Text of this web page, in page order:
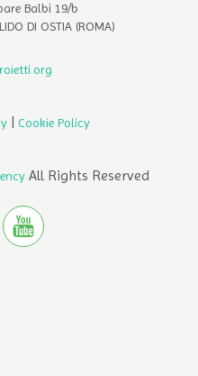
Balbi 19/b
DI OSTIA (ROMA)
| Cookie Policy
All Rights Reserved